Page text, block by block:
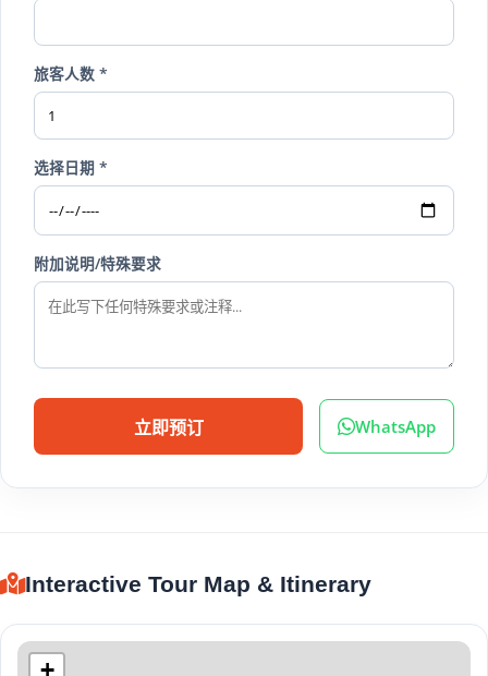
旅客人数 *
选择日期 *
附加说明/特殊要求
立即预订 WhatsApp
Interactive Tour Map & Itinerary
+